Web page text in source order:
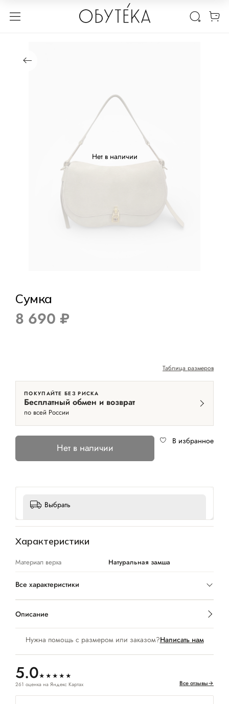
Нет в наличии
Сумка
8 690 ₽
Таблица размеров
ПОКУПАЙТЕ БЕЗ РИСКА
Бесплатный обмен и возврат
по всей России
Нет в наличии
В избранное
Выбрать
Нужна помощь с размером или заказом?Написать нам
5.0★★★★★
261 оценка на Яндекс Картах Все отзывы→
Характеристики
Материал верха Натуральная замша
Все характеристики
Описание